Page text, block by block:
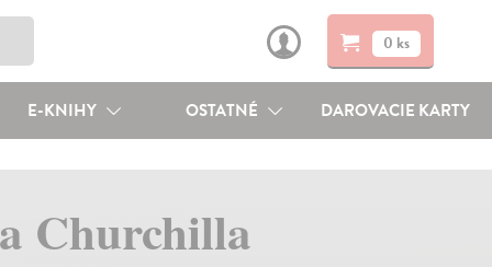
0 ks
E-KNIHY OSTATNÉ DAROVACIE KARTY
Churchilla